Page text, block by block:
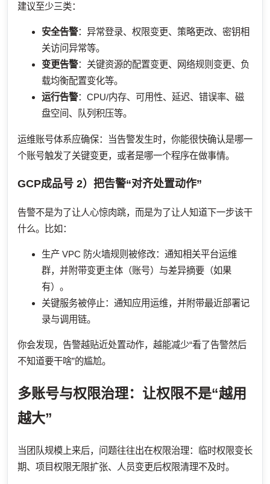
建议至少三类：
安全告警：异常登录、权限变更、策略更改、密钥相
关访问异常等。
变更告警：关键资源的配置变更、网络规则变更、负
载均衡配置变化等。
运行告警：CPU/内存、可用性、延迟、错误率、磁
盘空间、队列积压等。
运维账号体系应确保：当告警发生时，你能很快确认是哪一
个账号触发了关键变更，或者是哪一个程序在做事情。
GCP成品号 2）把告警“对齐处置动作”
告警不是为了让人心惊肉跳，而是为了让人知道下一步该干
什么。比如：
生产 VPC 防火墙规则被修改：通知相关平台运维
群，并附带变更主体（账号）与差异摘要（如果
有）。
关键服务被停止：通知应用运维，并附带最近部署记
录与调用链。
你会发现，告警越贴近处置动作，越能减少“看了告警然后
不知道要干啥”的尴尬。
多账号与权限治理：让权限不是“越用
越大”
当团队规模上来后，问题往往出在权限治理：临时权限变长
期、项目权限无限扩张、人员变更后权限清理不及时。